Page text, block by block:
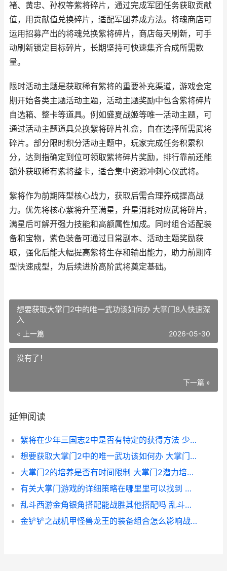
褚、黄忠、孙权等紫将碎片，通过完成军团任务获取贡献
值，用贡献值兑换碎片，适配军团养成方法。将魂商店可
运用招募产出的将魂兑换紫将碎片，商店每天刷新，可手
动刷新锁定目标碎片，长期坚持可快速集齐合成所需数
量。
限时活动主题是获取稀有紫将的重要补充渠道，游戏会定
期开始各类主题活动主题，活动主题奖励中包含紫将碎片
自选箱、整卡等道具。例如盛夏战姬等唯一活动主题，可
通过活动主题道具兑换紫将碎片礼盒，自在选择所需武将
碎片。部分限时积分活动主题中，玩家完成任务积累积
分，达到指确定到位可领取紫将碎片奖励，排行靠前还能
额外获取稀有紫将整卡，适合集中资源冲刺心仪武将。
紫将作为前期阵型核心战力，获取后需合理养成提高战
力。优先将核心紫将升至满星，升星消耗对应武将碎片，
满星后可解开强力技能和高额属性加成。同时组合适配装
备和宝物，紫色装备可通过日常副本、活动主题奖励获
取，强化后能大幅提高紫将生存和输出能力，助力前期阵
型快速成型，为后续进阶高阶武将奠定基础。
想要获取大掌门2中的唯一武功该如何办 大掌门8人快速深
入
« 上一篇 2026-05-30
没有了！
下一篇 »
延伸阅读
紫将在少年三国志2中是否有特定的获得方法 少年三国紫金将抽50次能抽出来么
想要获取大掌门2中的唯一武功该如何办 大掌门8人快速深入
大掌门2的培养是否有时间限制 大掌门2潜力培养技巧
有关大掌门游戏的详细策略在哪里里可以找到 大掌门官方下载
乱斗西游金角银角搭配能战胜其他搭配吗 乱斗西游金色饰品怎么获得
金铲铲之战机甲怪兽龙王的装备组合怎么影响战斗效果 金铲铲之战机甲驾驶员带什么装备